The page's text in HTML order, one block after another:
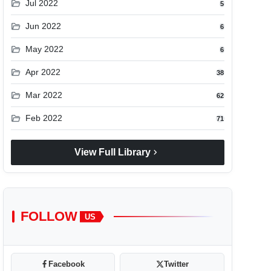
folder_open Jul 2022 5
folder_open Jun 2022 6
folder_open May 2022 6
folder_open Apr 2022 38
folder_open Mar 2022 62
folder_open Feb 2022 71
View Full Library chevron_right
FOLLOW US
Facebook Twitter